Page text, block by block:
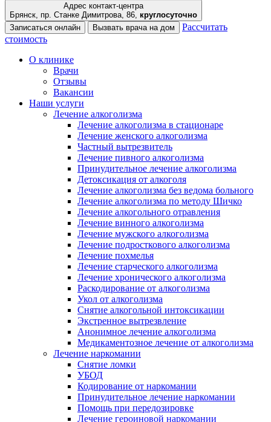
Адрес контакт-центра
Брянск, пр. Станке Димитрова, 86, круглосуточно
Записаться онлайн
Вызвать врача на дом
Рассчитать
стоимость
О клинике
Врачи
Отзывы
Вакансии
Наши услуги
Лечение алкоголизма
Лечение алкоголизма в стационаре
Лечение женского алкоголизма
Частный вытрезвитель
Лечение пивного алкоголизма
Принудительное лечение алкоголизма
Детоксикация от алкоголя
Лечение алкоголизма без ведома больного
Лечение алкоголизма по методу Шичко
Лечение алкогольного отравления
Лечение винного алкоголизма
Лечение мужского алкоголизма
Лечение подросткового алкоголизма
Лечение похмелья
Лечение старческого алкоголизма
Лечение хронического алкоголизма
Раскодирование от алкоголизма
Укол от алкоголизма
Снятие алкогольной интоксикации
Экстренное вытрезвление
Анонимное лечение алкоголизма
Медикаментозное лечение от алкоголизма
Лечение наркомании
Снятие ломки
УБОД
Кодирование от наркомании
Принудительное лечение наркомании
Помощь при передозировке
Лечение героиновой наркомании